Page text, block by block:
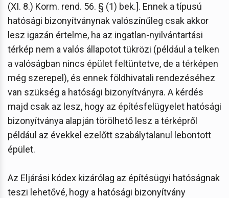
(XI. 8.) Korm. rend. 56. § (1) bek.]. Ennek a típusú
hatósági bizonyítványnak valószínűleg csak akkor
lesz igazán értelme, ha az ingatlan-nyilvántartási
térkép nem a valós állapotot tükrözi (például a telken
a valóságban nincs épület feltüntetve, de a térképen
még szerepel), és ennek földhivatali rendezéséhez
van szükség a hatósági bizonyítványra. A kérdés
majd csak az lesz, hogy az építésfelügyelet hatósági
bizonyítványa alapján törölhető lesz a térképről
például az évekkel ezelőtt szabálytalanul lebontott
épület.
Az Eljárási kódex kizárólag az építésügyi hatóságnak
teszi lehetővé, hogy a hatósági bizonyítvány